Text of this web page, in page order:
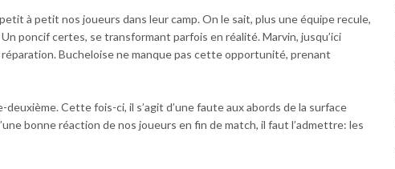
à petit nos joueurs dans leur camp. On le sait, plus une équipe recule,
poncif certes, se transformant parfois en réalité. Marvin, jusqu’ici
Bucheloise ne manque pas cette opportunité, prenant
Cette fois-ci, il s’agit d’une faute aux abords de la surface
bonne réaction de nos joueurs en fin de match, il faut l’admettre: les